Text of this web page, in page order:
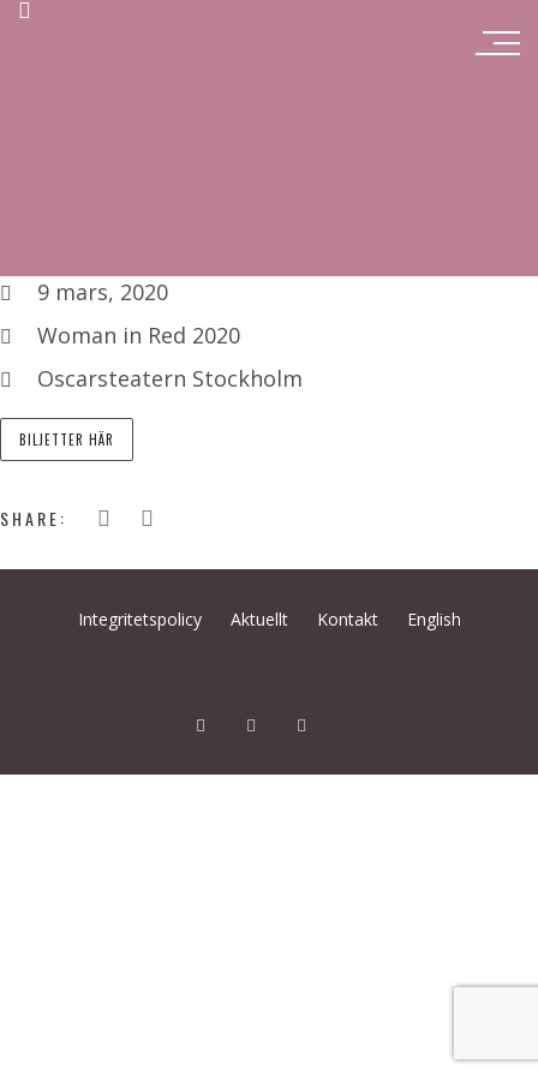
9 mars, 2020
Woman in Red 2020
Oscarsteatern Stockholm
BILJETTER HÄR
SHARE:
Integritetspolicy Aktuellt Kontakt English